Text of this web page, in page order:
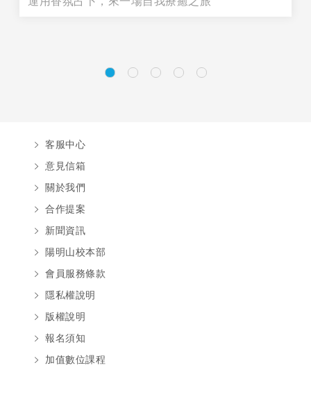
客服中心
意見信箱
關於我們
合作提案
新聞資訊
陽明山校本部
會員服務條款
隱私權說明
版權說明
報名須知
加值數位課程